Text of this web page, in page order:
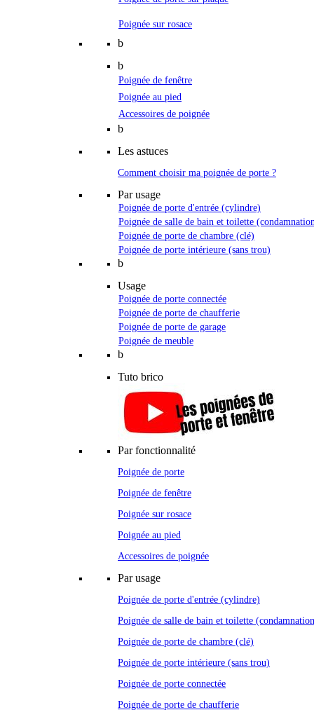
Poignée sur rosace
b
b
Poignée de fenêtre
Poignée au pied
Accessoires de poignée
b
Les astuces
Comment choisir ma poignée de porte ?
Par usage
Poignée de porte d'entrée (cylindre)
Poignée de salle de bain et toilette
Poignée de porte de chambre (clé)
Poignée de porte intérieure (sans trou)
b
Usage
Poignée de porte connectée
Poignée de porte de chaufferie
Poignée de porte de garage
Poignée de meuble
b
Tuto brico
Par fonctionnalité
Poignée de porte
Poignée de fenêtre
Poignée sur rosace
Poignée au pied
Accessoires de poignée
Par usage
Poignée de porte d'entrée (cylindre)
Poignée de salle de bain et toilette
Poignée de porte de chambre (clé)
Poignée de porte intérieure (sans trou)
Poignée de porte connectée
Poignée de porte de chaufferie